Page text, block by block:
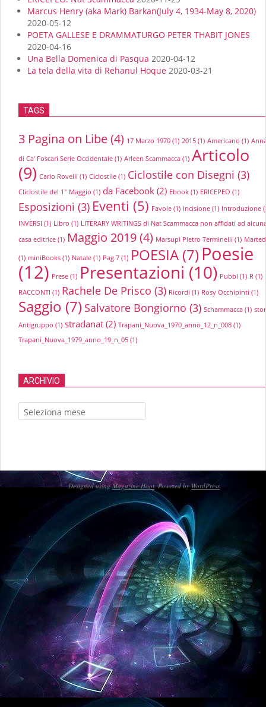
Marcus Henry (aka Mark) Barkan(July 4, 1934-May 8, 2020)
2020-05-12
POETA GALLESE E DRAMMATURGO PETER THABIT JONES
2020-04-16
Una Bella Domenica di Pasqua 2020-04-12
La tela della vita di Rehanul Hoque 2020-03-21
TAGS
3 Pagina on Libe(4) 17 Marzo 1970 (1) 2015 (1) Americano (1)
di Ca’ Foscari Serie Occidentale (1) Arleen Scammacca (1) Articolo
(9) Carlo Rovelli (1) Ciclostile (1) Ciclostile con Disegni (3)
Cliclostile del 1° Maggio (1) da Facebook (2) Ebook (1) ERICEPEO (1)
Esposizioni (3) Eventi (5) Favole (1) Incisione (1) Introduzione
INVERSI (1) Libro (1) LITERARY WRITINGS di Nat Scammacca non affidati ad
casa editrice (1) Maggio 2019(4) Marsupi Pietro Terminelli (1)
(1) miniBooks (1) Natale (1) Pag.7 (1) POESIA (7)Poesie
(12) Prese (1) Presentazioni (10) Pubbl (1) R (1)
RACCONTI (1) Rachele De Prisco (3) Ricordi (1) Rosy Occhipinti (1)
Saggio (7) Salvatore Bongiorno (3) Schammacca (1)
Antigruppo (1) stradanat (2) Trapani_Nuova_1970_anno_12_n_008 (1)
Trapani_Nuova_1979_anno_19_n_05 (1)
ARCHIVIO
Archivio
Designed usingMagazine Hoot. Powered byWordPress.